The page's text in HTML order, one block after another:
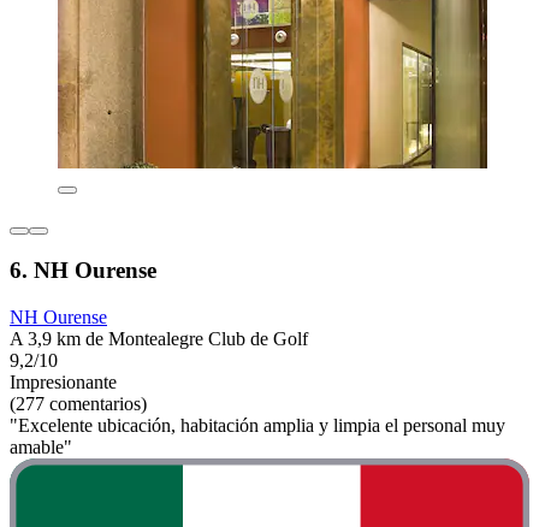
6. NH Ourense
NH Ourense
A 3,9 km de Montealegre Club de Golf
9,2/10
Impresionante
(277 comentarios)
"Excelente ubicación, habitación amplia y limpia el personal muy
amable"